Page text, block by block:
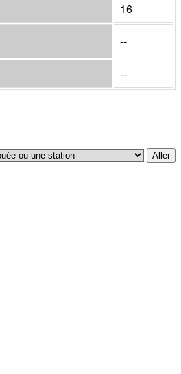
16
--
--